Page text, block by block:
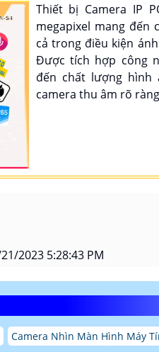
Thiết bị Camera IP
megapixel mang đến
cả trong điều kiện
Được tích hợp công
đến chất lượng hình
camera thu âm rõ
2023 5:28:43 PM
Camera Nhìn Màn Hình Máy